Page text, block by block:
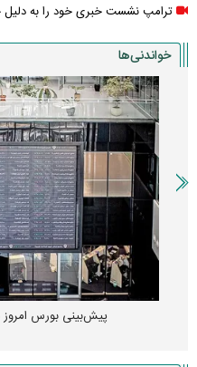
ترامپ نشست خبری خود را به دلیل
خواندنی‌ها
پیش‌بینی بورس امروز دوشنبه ۱۲